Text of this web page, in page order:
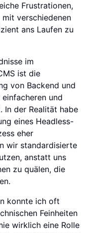
Frustrationen,
verschiedenen
ans Laufen zu
im
ist die
von Backend und
und
der Realität habe
eines Headless-
eher
wir standardisierte
anstatt uns
zu quälen, die
konnte ich oft
Feinheiten
wirklich eine Rolle